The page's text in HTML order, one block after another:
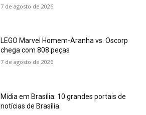
7 de agosto de 2026
LEGO Marvel Homem-Aranha vs. Oscorp
chega com 808 peças
7 de agosto de 2026
Mídia em Brasília: 10 grandes portais de
notícias de Brasília